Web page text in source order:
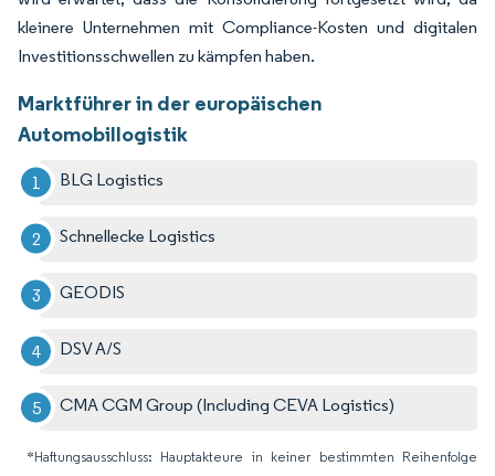
kleinere Unternehmen mit Compliance-Kosten und digitalen
Investitionsschwellen zu kämpfen haben.
Marktführer in der europäischen
Automobillogistik
BLG Logistics
Schnellecke Logistics
GEODIS
DSV A/S
CMA CGM Group (Including CEVA Logistics)
*Haftungsausschluss: Hauptakteure in keiner bestimmten Reihenfolge